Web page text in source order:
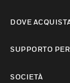
DOVE
SUPPORTO
SOCIETÀ